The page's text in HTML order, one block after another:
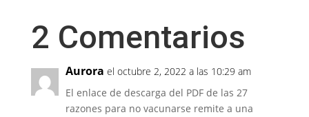
2 Comentarios
Aurora el octubre 2, 2022 a las 10:29 am
El enlace de descarga del PDF de las 27
razones para no vacunarse remite a una